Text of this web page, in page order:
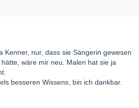
Kenner, nur, dass sie Sängerin gewesen
wäre mir neu. Malen hat sie ja
besseren Wissens, bin ich dankbar.